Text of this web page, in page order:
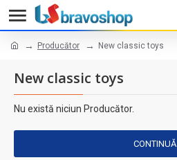
Producător New classic toys
New classic toys
Nu există niciun Producător.
CONTINUĂ